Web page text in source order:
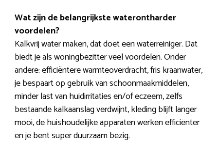
Wat zijn de belangrijkste waterontharder
voordelen?
Kalkvrij water maken, dat doet een waterreiniger. Dat
biedt je als woningbezitter veel voordelen. Onder
andere: efficiëntere warmteoverdracht, fris kraanwater,
je bespaart op gebruik van schoonmaakmiddelen,
minder last van huidirritaties en/of eczeem, zelfs
bestaande kalkaanslag verdwijnt, kleding blijft langer
mooi, de huishoudelijke apparaten werken efficiënter
en je bent super duurzaam bezig.